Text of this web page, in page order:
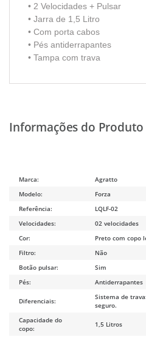
• 2 Velocidades + Pulsar
• Jarra de 1,5 Litro
• Com porta cabos
• Pés antiderrapantes
• Tampa com trava
Marca:
Agratto
Modelo:
Forza
Referência:
LQLF-02
Velocidades:
02 velocidades
Cor:
Preto com copo
Filtro:
Não
Botão pulsar:
Sim
Pés:
Antiderrapantes
Diferenciais:
Sistema de
seguro.
Capacidade do
copo:
1,5 Litros